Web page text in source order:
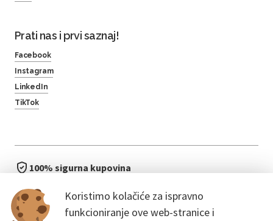
Koristimo kolačiće za ispravno
funkcioniranje ove web-stranice i
Prati nas i prvi saznaj!
Facebook
Instagram
LinkedIn
TikTok
100% sigurna kupovina
bez čekanja u redu